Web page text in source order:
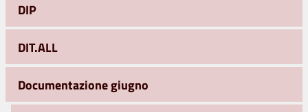
DIP
DIT.ALL
Documentazione giugno